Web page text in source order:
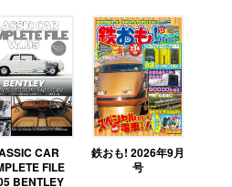
CAR
FILE
BENTLEY
鉄おも! 2026年9月
号